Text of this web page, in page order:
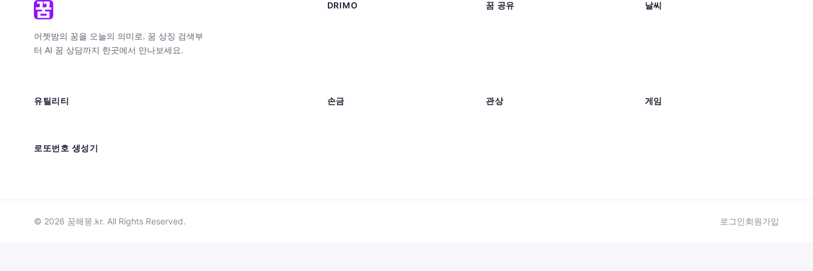
어젯밤의 꿈을 오늘의 의미로. 꿈 상징 검색부
터 AI 꿈 상담까지 한곳에서 만나보세요.
DRIMO 꿈 공유 날씨
유틸리티 손금 관상 게임
로또번호 생성기
© 2026 꿈해몽.kr. All Rights Reserved. 로그인회원가입